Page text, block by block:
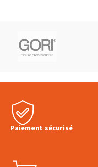
Paiement sécurisé